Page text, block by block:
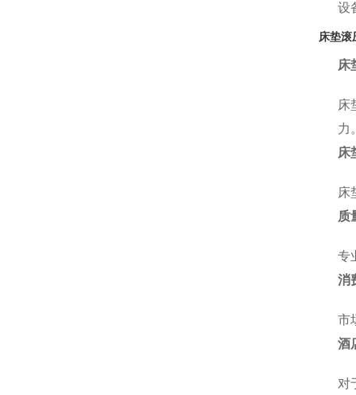
设
床垫滚
床
床
力
床
床
质
专
消
市
酒
对